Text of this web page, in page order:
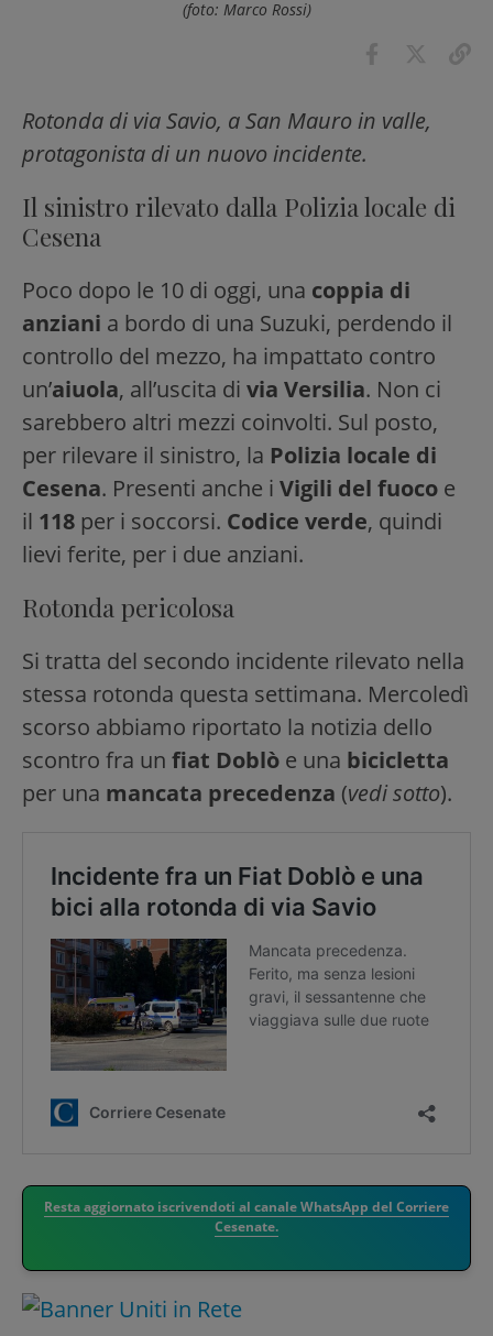
(foto: Marco Rossi)
Rotonda di via Savio, a San Mauro in valle,
protagonista di un nuovo incidente.
Il sinistro rilevato dalla Polizia locale di
Cesena
Poco dopo le 10 di oggi, una coppia di
anziani a bordo di una Suzuki, perdendo il
controllo del mezzo, ha impattato contro
un’aiuola, all’uscita di via Versilia. Non ci
sarebbero altri mezzi coinvolti. Sul posto,
per rilevare il sinistro, la Polizia locale di
Cesena. Presenti anche i Vigili del fuoco e
il 118 per i soccorsi. Codice verde, quindi
lievi ferite, per i due anziani.
Rotonda pericolosa
Si tratta del secondo incidente rilevato nella
stessa rotonda questa settimana. Mercoledì
scorso abbiamo riportato la notizia dello
scontro fra un fiat Doblò e una bicicletta
per una mancata precedenza (vedi sotto).
Resta aggiornato iscrivendoti al canale WhatsApp del Corriere
Cesenate.